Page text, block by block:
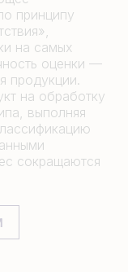
принципу
на самых
оценки —
продукции.
на обработку
выполняя
сокращаются